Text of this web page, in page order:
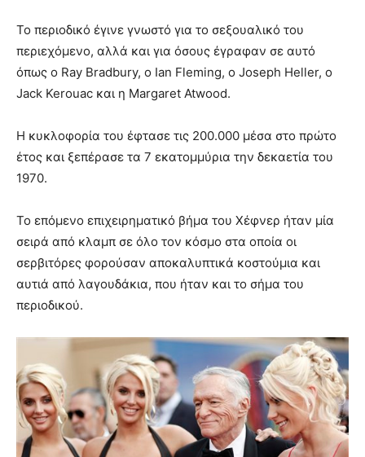
Το περιοδικό έγινε γνωστό για το σεξουαλικό του
περιεχόμενο, αλλά και για όσους έγραφαν σε αυτό
όπως ο Ray Bradbury, ο Ian Fleming, ο Joseph Heller, ο
Jack Kerouac και η Margaret Atwood.
Η κυκλοφορία του έφτασε τις 200.000 μέσα στο πρώτο
έτος και ξεπέρασε τα 7 εκατομμύρια την δεκαετία του
1970.
Το επόμενο επιχειρηματικό βήμα του Χέφνερ ήταν μία
σειρά από κλαμπ σε όλο τον κόσμο στα οποία οι
σερβιτόρες φορούσαν αποκαλυπτικά κοστούμια και
αυτιά από λαγουδάκια, που ήταν και το σήμα του
περιοδικού.